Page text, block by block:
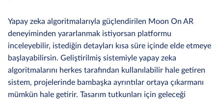
Yapay zeka algoritmalarıyla güçlendirilen Moon On AR
deneyiminden yararlanmak istiyorsan platformu
inceleyebilir, istediğin detayları kısa süre içinde elde etmeye
başlayabilirsin. Geliştirilmiş sistemiyle yapay zeka
algoritmalarını herkes tarafından kullanılabilir hale getiren
sistem, projelerinde bambaşka ayrıntılar ortaya çıkarmanı
mümkün hale getirir. Tasarım tutkunları için geleceği